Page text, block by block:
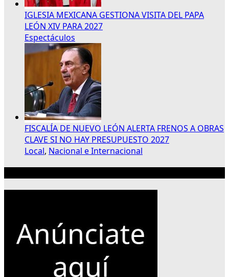
IGLESIA MEXICANA GESTIONA VISITA DEL PAPA
LEÓN XIV PARA 2027
Espectáculos
FISCALÍA DE NUEVO LEÓN ALERTA FRENOS A OBRAS
CLAVE SI NO HAY PRESUPUESTO 2027
Local, Nacional e Internacional